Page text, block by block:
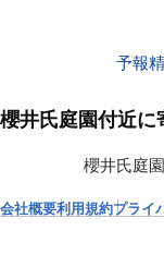
予報
櫻井氏庭園付近に
櫻井氏庭
会社概要利用規約プライ